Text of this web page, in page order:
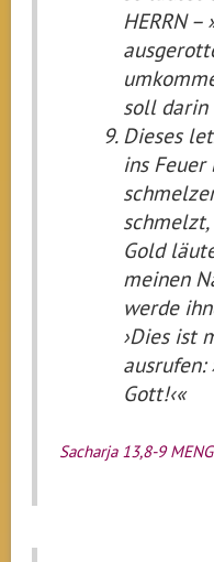
HERRN
soll darin
Dieses
ins Feuer
Gold
meinen
werde
›Dies ist
ausrufen:
Gott!‹«
Sacharja 13,8-9 MENG